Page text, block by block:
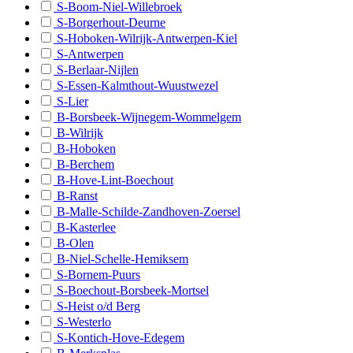
B - Kruishoutem/Zingem
B - Lochristi
B - Lokeren
B - Lovendegem/Waarschoot/Zomergem
B - Maarkedal/Ronse
B - Maldegem/Sint-Laureins
B - Melle/Merelbeke
B - Moerbeke/Wachtebeke/Zelzate
B - Ninove
B - Oosterzele
B - Oudenaarde
B - Sint-Gillis-Waas/Stekene
B - Sint-Niklaas
S-Boom-Niel-Willebroek
S-Borgerhout-Deurne
S-Hoboken-Wilrijk-Antwerpen-Kiel
S-Antwerpen
S-Berlaar-Nijlen
S-Essen-Kalmthout-Wuustwezel
S-Lier
B-Borsbeek-Wijnegem-Wommelgem
B-Wilrijk
B-Hoboken
B-Berchem
B-Hove-Lint-Boechout
B-Ranst
B-Malle-Schilde-Zandhoven-Zoersel
B-Kasterlee
B-Olen
B-Niel-Schelle-Hemiksem
S-Bornem-Puurs
S-Boechout-Borsbeek-Mortsel
S-Heist o/d Berg
S-Westerlo
S-Kontich-Hove-Edegem